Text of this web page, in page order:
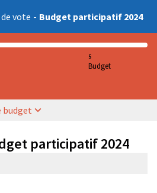
vote - Budget participatif 2024
5
Budget
budget
participatif 2024